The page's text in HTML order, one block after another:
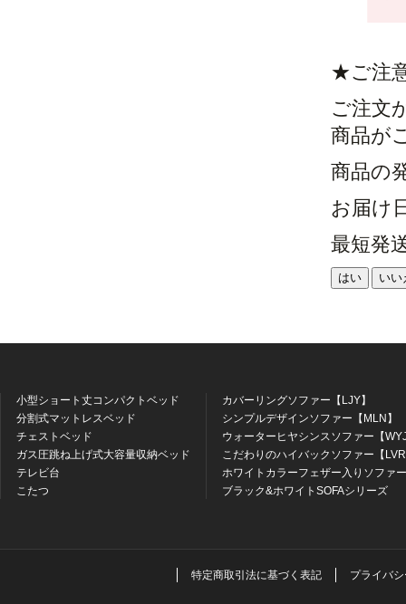
★ご注
ご注文
商品が
商品の
お届け
最短発
はい いい
小型ショート丈コンパクトベッド
分割式マットレスベッド
チェストベッド
ガス圧跳ね上げ式大容量収納ベッド
テレビ台
こたつ
カバーリングソファー【LJY】
シンプルデザインソファー【MLN】
ウォーターヒヤシンスソファー【
こだわりのハイバックソファー【
ホワイトカラーフェザー入りソファ
ブラック&ホワイトSOFAシリーズ
特定商取引法に基づく表記 プライバ